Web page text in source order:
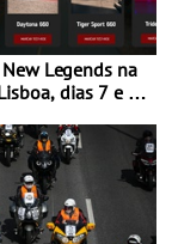
Legends na
dias 7 e 8